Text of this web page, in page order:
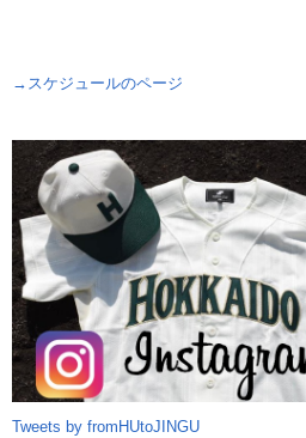
→スケジュールのページ
Tweets by fromHUtoJINGU